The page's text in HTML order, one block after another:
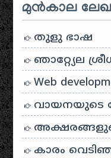
മുൻകാല
തുളു ഭാഷ
ഞാറ്റ്യേല
Web
വായനയുടെ
കാരം